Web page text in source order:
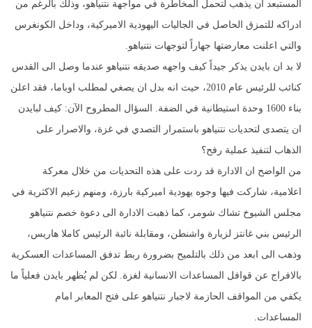
المستبعد ان يذهب لتحمل المخاطرة في مواجهة نتنياهو، وذلك بالرغم من
ادراكه للتمزق الحاصل في الجاليات اليهودية الاميركية، وداخل الكونغرس
والتي اعلنت معارضتها جهاراً لتوجهات نتنياهو.
لا بد ان بايدن يذكر جيداً كيف واجهه صديقه نتنياهو عندما وصل الى القدس
كنائب للرئيس عام 2010، حيث انه بدل ان يصغي لمطلب اوباما، فقد اعلن
بناء 1600 وحدة استيطانية في الضفة. السؤال المطروح الآن: كيف لبايدن
ان يتصدى لتحديات نتنياهو باستمرار التصدي في غزة، والاصرار على
الذهاب لتنفيذ عملية رفح؟
من الواضح ان الادارة قد ردت على هذه التحديات من خلال معركة
اعلامية، شاركت فيها وجوه يهودية اميركية بارزة، ومنهم زعيم الاكثرية في
مجلس الشيوخ تشاك شومر، كما ذهبت الادارة الى دعوة خصم نتنياهو
الرئيس بني غانتز لزيارة واشنطن، ومقابلة نائبة الرئيس كاملا هاريس،
وذهب الى ابعد من ذلك بالتلميح بضرورة ربط تدفق المساعدات العسكرية
بالافراج عن قوافل المساعدات الانسانية لغزة. لكن لم يُظهر بايدن فعلياً ما
يكفي من المواقف الحازمة لاجبار نتنياهو على فتح المعابر امام
المساعدات.